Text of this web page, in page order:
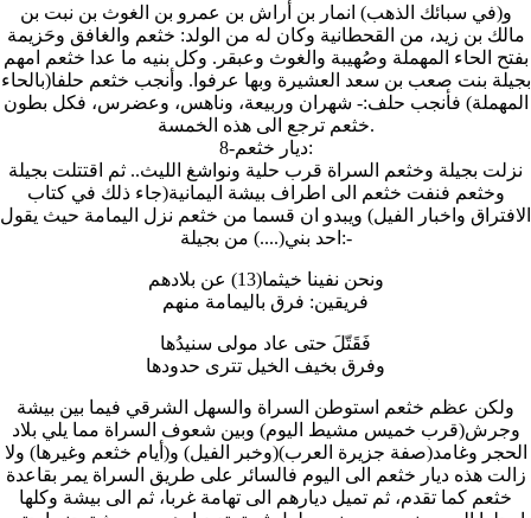
و(في سبائك الذهب) انمار بن أراش بن عمرو بن الغوث بن نبت بن
مالك بن زيد، من القحطانية وكان له من الولد: خثعم والغافق وحَزيمة
بفتح الحاء المهملة وصُهيبة والغوث وعبقر. وكل بنيه ما عدا خثعم امهم
بجيلة بنت صعب بن سعد العشيرة وبها عرفوا. وأنجب خثعم حلفا(بالحاء
المهملة) فأنجب حلف:- شهران وربيعة، وناهس، وعضرس، فكل بطون
خثعم ترجع الى هذه الخمسة.
8-ديار خثعم:
نزلت بجيلة وخثعم السراة قرب حلية ونواشغ الليث.. ثم اقتتلت بجيلة
وخثعم فنفت خثعم الى اطراف بيشة اليمانية(جاء ذلك في كتاب
الافتراق واخبار الفيل) ويبدو ان قسما من خثعم نزل اليمامة حيث يقول
احد بني(....) من بجيلة:-
ونحن نفينا خيثما(13) عن بلادهم
فريقين: فرق باليمامة منهم
فَقَتّلَ حتى عاد مولى سنيدُها
وفرق بخيف الخيل تترى حدودها
ولكن عظم خثعم استوطن السراة والسهل الشرقي فيما بين بيشة
وجرش(قرب خميس مشيط اليوم) وبين شعوف السراة مما يلي بلاد
الحجر وغامد(صفة جزيرة العرب)(وخبر الفيل) و(أيام خثعم وغيرها) ولا
زالت هذه ديار خثعم الى اليوم فالسائر على طريق السراة يمر بقاعدة
خثعم كما تقدم، ثم تميل ديارهم الى تهامة غربا، ثم الى بيشة وكلها